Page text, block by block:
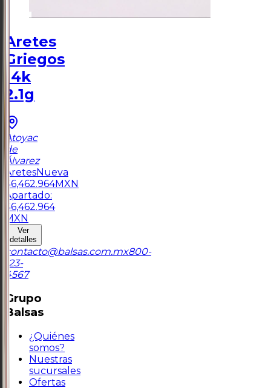
Aretes
Griegos
14k
2.1g
Atoyac
de
Álvarez
AretesNueva
$6,462.964MXN
Apartado:
$6,462.964
MXN
Ver
detalles
contacto@balsas.com.mx800-
123-
4567
Grupo
Balsas
¿Quiénes
somos?
Nuestras
sucursales
Ofertas